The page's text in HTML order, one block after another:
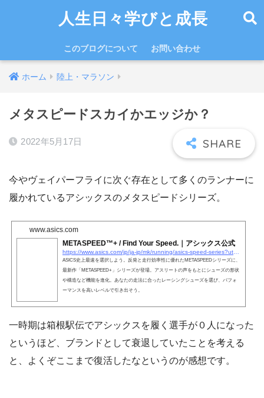
人生日々学びと成長
このブログについて お問い合わせ
ホーム 陸上・マラソン
メタスピードスカイかエッジか？
2022年5月17日
今やヴェイパーフライに次ぐ存在として多くのランナーに
履かれているアシックスのメタスピードシリーズ。
www.asics.com
METASPEED™+ / Find Your Speed.｜アシックス公式
ASICS史上最速を選択しよう。反発と走行効率性に優れたMETASPEEDシリーズに、
最新作「METASPEED+」シリーズが登場。アスリートの声をもとにシューズの形状
や構造など機能を進化。あなたの走法に合ったレーシングシューズを選び、パフォ
ーマンスを高いレベルで引き出そう。
一時期は箱根駅伝でアシックスを履く選手が０人になった
というほど、ブランドとして衰退していたことを考える
と、よくぞここまで復活したなというのが感想です。